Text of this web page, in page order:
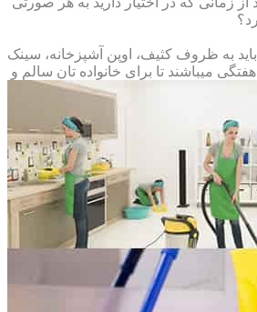
به ظروف کثیف، اوپن آشپزخانه، سینک
میباشند تا برای خانواده تان سالم و